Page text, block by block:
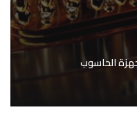
الحاسوب